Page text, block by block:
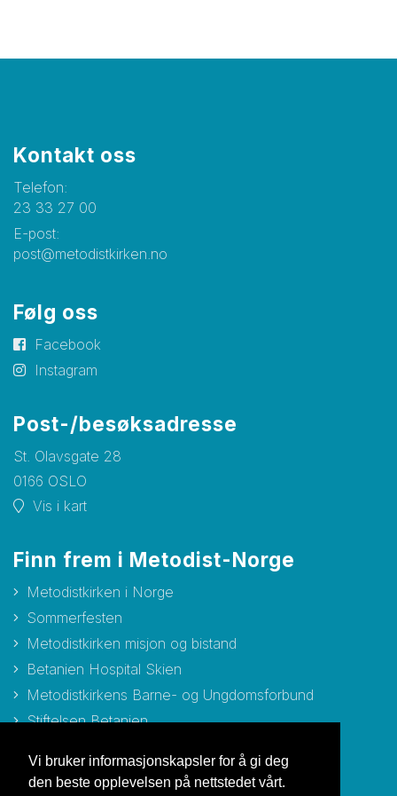
Vi bruker informasjonskapsler for å gi deg
den beste opplevelsen på nettstedet vårt.
Kontakt oss
Telefon:
23 33 27 00
E-post:
post@metodistkirken.no
Følg oss
Facebook
Instagram
Post-/besøksadresse
St. Olavsgate 28
0166 OSLO
Vis i kart
Finn frem i Metodist-Norge
Metodistkirken i Norge
Sommerfesten
Metodistkirken misjon og bistand
Betanien Hospital Skien
Metodistkirkens Barne- og Ungdomsforbund
Stiftelsen Betanien